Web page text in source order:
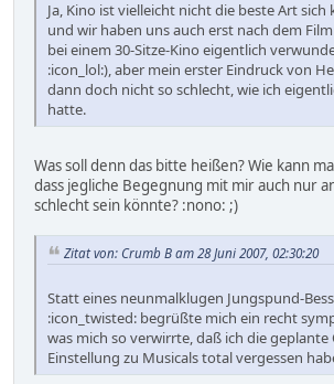
Ja, Kino ist vielleicht nicht die beste Art sich
und wir haben uns auch erst nach dem
bei einem 30-Sitze-Kino eigentlich
:icon_lol:), aber mein erster Eindruck von
dann doch nicht so schlecht, wie ich
hatte.
Was soll denn das bitte heißen? Wie kann
dass jegliche Begegnung mit mir auch nur
schlecht sein könnte? :nono: ;)
Zitat von: Crumb B am 28 Juni 2007, 02:30:20
Statt eines neunmalklugen Jungspund-
:icon_twisted: begrüßte mich ein recht
was mich so verwirrte, daß ich die
Einstellung zu Musicals total vergessen